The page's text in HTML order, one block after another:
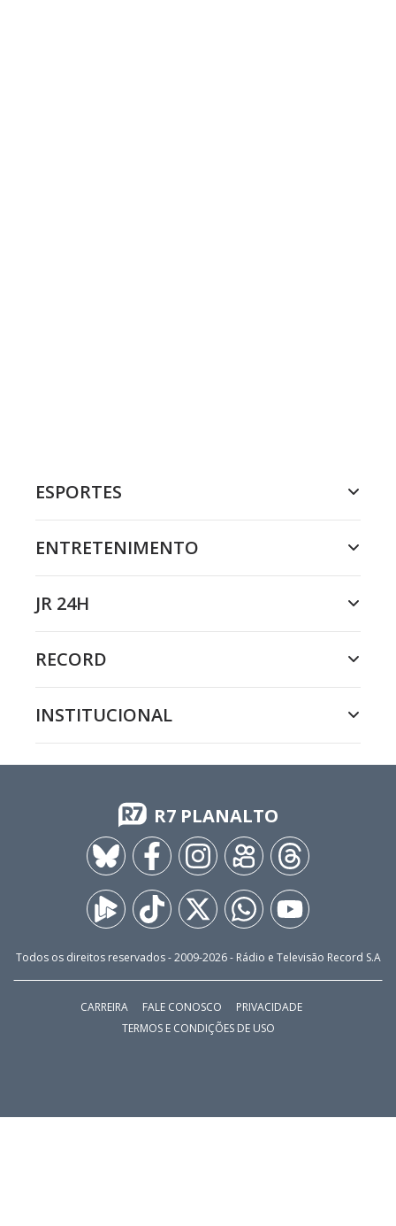
ESPORTES
ENTRETENIMENTO
JR 24H
RECORD
INSTITUCIONAL
R7 PLANALTO
Todos os direitos reservados - 2009-2026- Rádio e Televisão Record S.A
CARREIRA FALE CONOSCO
PRIVACIDADE
TERMOS E CONDIÇÕES DE USO